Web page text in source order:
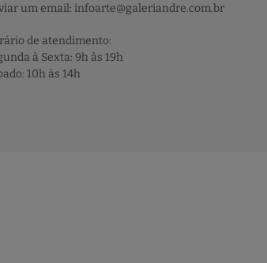
um email: infoarte@galeriandre.com.br
de atendimento:
à Sexta: 9h às 19h
10h às 14h